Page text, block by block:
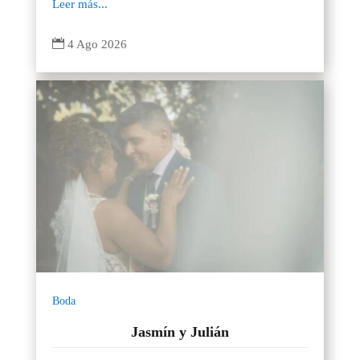
Leer más...
 4 Ago 2026
Boda
Jasmín y Julián